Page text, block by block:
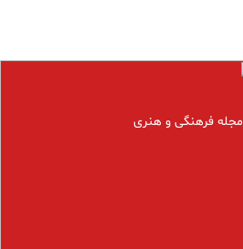
مجله فرهنگی و هنری